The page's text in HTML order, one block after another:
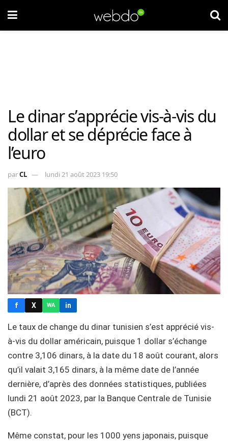
Le dinar s’apprécie vis-à-vis du
dollar et se déprécie face à
l’euro
parCL lundi 21 août 2023 19:50
f X WA in
Le taux de change du dinar tunisien s’est apprécié vis-
à-vis du dollar américain, puisque 1 dollar s’échange
contre 3,106 dinars, à la date du 18 août courant, alors
qu’il valait 3,165 dinars, à la même date de l’année
dernière, d’après des données statistiques, publiées
lundi 21 août 2023, par la Banque Centrale de Tunisie
(BCT).
Même constat, pour les 1000 yens japonais, puisque